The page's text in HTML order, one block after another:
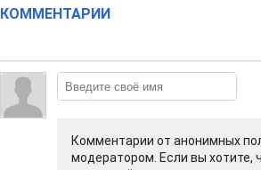
КОММЕНТАРИИ
Комментарии от анонимных
модератором. Если вы хотите,